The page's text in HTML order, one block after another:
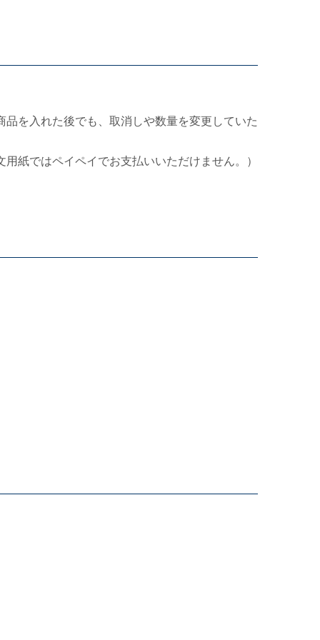
を入れた後でも、取消しや数量を変更していた
紙ではペイペイでお支払いいただけません。）